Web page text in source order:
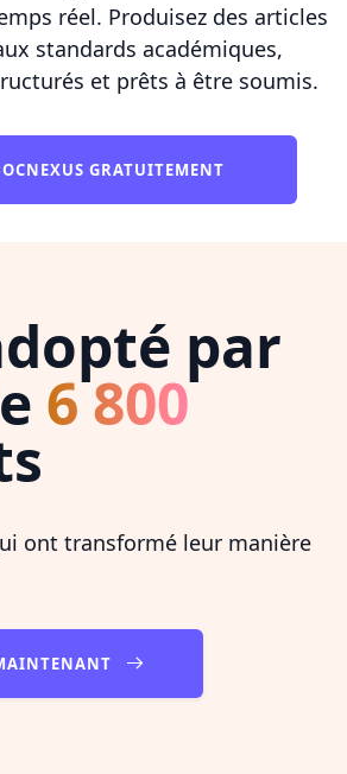
réel. Produisez des articles
standards académiques,
et prêts à être soumis.
GRATUITEMENT
par
6 800
ont transformé leur manière